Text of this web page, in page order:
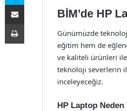
BİM’de HP
Günümüzde
eğitim hem de
ve kaliteli ürünleri
teknoloji severlerin
inceleyeceğiz.
HP Laptop
E-Posta ile paylaş